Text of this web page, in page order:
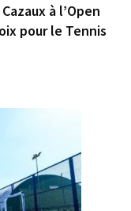
à l’Open
pour le Tennis